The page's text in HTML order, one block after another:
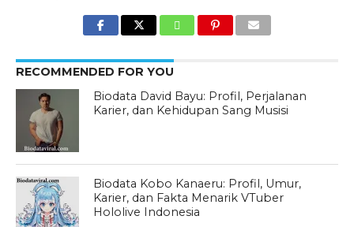
RECOMMENDED FOR YOU
Biodata David Bayu: Profil, Perjalanan
Karier, dan Kehidupan Sang Musisi
Biodata Kobo Kanaeru: Profil, Umur,
Karier, dan Fakta Menarik VTuber
Hololive Indonesia